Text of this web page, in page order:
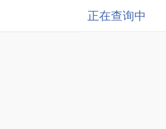
正在查询中